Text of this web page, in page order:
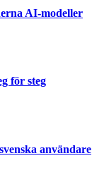
AI-modeller
för steg
användare